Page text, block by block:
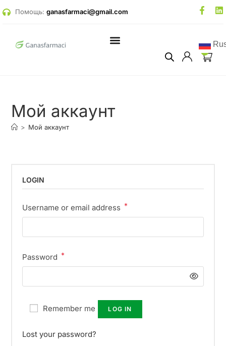
Помощь: ganasfarmaci@gmail.com
0
Мой аккаунт
> Мой аккаунт
LOGIN
Username or email address *
Password *
Remember me LOG IN
Lost your password?